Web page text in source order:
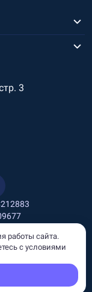
3
информационный
офертой.
работы сайта.
с условиями